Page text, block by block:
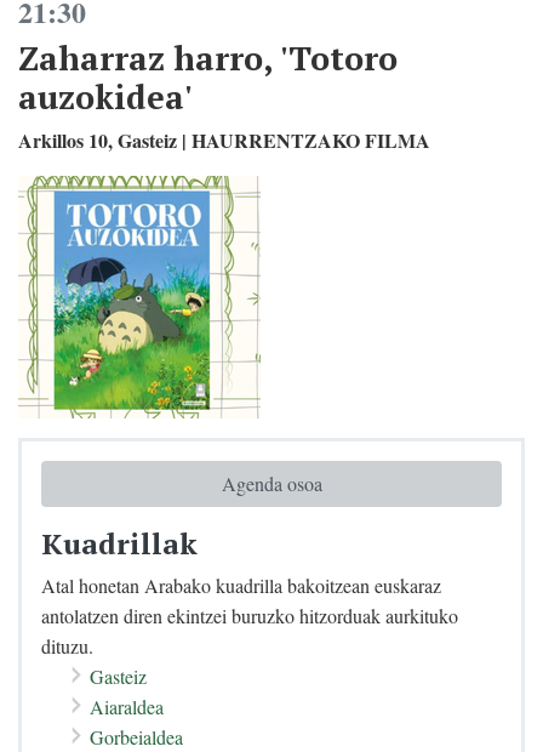
21:30
Zaharraz harro, 'Totoro
auzokidea'
Arkillos 10, Gasteiz | HAURRENTZAKO FILMA
Agenda osoa
Kuadrillak
Atal honetan Arabako kuadrilla bakoitzean euskaraz
antolatzen diren ekintzei buruzko hitzorduak aurkituko
dituzu.
Gasteiz
Aiaraldea
Gorbeialdea